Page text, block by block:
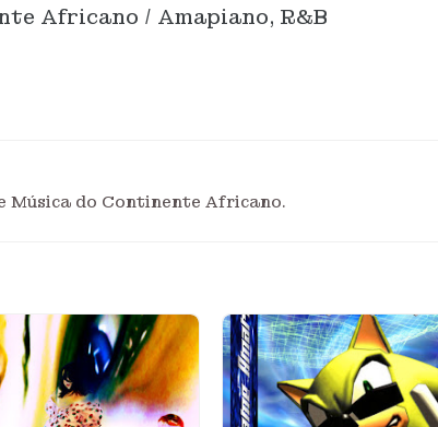
Africano / Amapiano, R&B
Música do Continente Africano.